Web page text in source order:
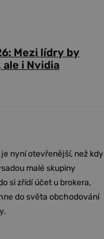
Mezi lídry by
i Nvidia
nyní otevřenější, než kdy
malé skupiny
si zřídí účet u brokera,
do světa obchodování